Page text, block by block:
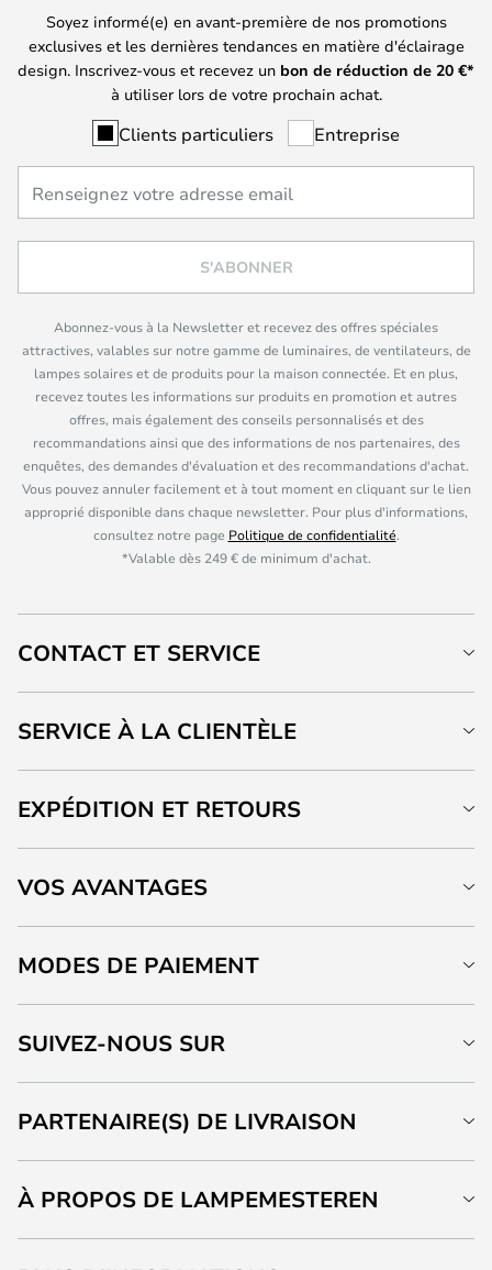
Soyez informé(e) en avant-première de nos promotions
exclusives et les dernières tendances en matière d'éclairage
design. Inscrivez-vous et recevez un bon de réduction de 20 €*
à utiliser lors de votre prochain achat.
Clients particuliers Entreprise
S'ABONNER
Abonnez-vous à la Newsletter et recevez des offres spéciales
attractives, valables sur notre gamme de luminaires, de ventilateurs, de
lampes solaires et de produits pour la maison connectée. Et en plus,
recevez toutes les informations sur produits en promotion et autres
offres, mais également des conseils personnalisés et des
recommandations ainsi que des informations de nos partenaires, des
enquêtes, des demandes d'évaluation et des recommandations d'achat.
Vous pouvez annuler facilement et à tout moment en cliquant sur le lien
approprié disponible dans chaque newsletter. Pour plus d'informations,
consultez notre page Politique de confidentialité.
*Valable dès 249 € de minimum d'achat.
CONTACT ET SERVICE
SERVICE À LA CLIENTÈLE
EXPÉDITION ET RETOURS
VOS AVANTAGES
MODES DE PAIEMENT
SUIVEZ-NOUS SUR
PARTENAIRE(S) DE LIVRAISON
À PROPOS DE LAMPEMESTEREN